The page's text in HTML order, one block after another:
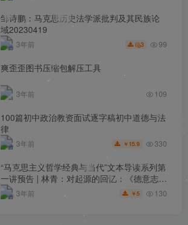
邹诗鹏：马克思历史法学派批判及其民族论
域20230419
3年前 3 99
爽歪歪图书压缩包解压工具
3年前 109
100篇初中政治教资面试逐字稿初中道德与法
律
3年前 ￥ 15.9 330
“马克思主义哲学经典与当代”文本导读系列第
一讲预告 | 林青：对起源的回忆：《德意志意
识形态》中的历史现象学
3年前 ￥5 130